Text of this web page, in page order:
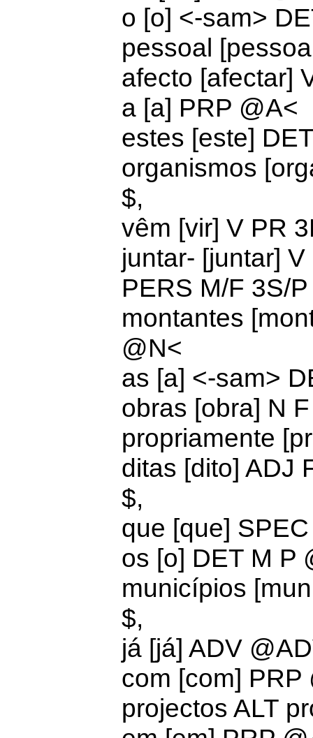
o [o] <-sam>
pessoal
afecto [afectar]
a [a] PRP @A<
estes [este]
organismos
$,
vêm [vir] V PR
juntar- [juntar] V
PERS M/F 3S/
montantes
@N<
as [a] <-sam>
obras [obra] N
propriamente
ditas [dito] ADJ
$,
que [que]
os [o] DET M P
municípios
$,
já [já] ADV
com [com] PRP
projectos ALT